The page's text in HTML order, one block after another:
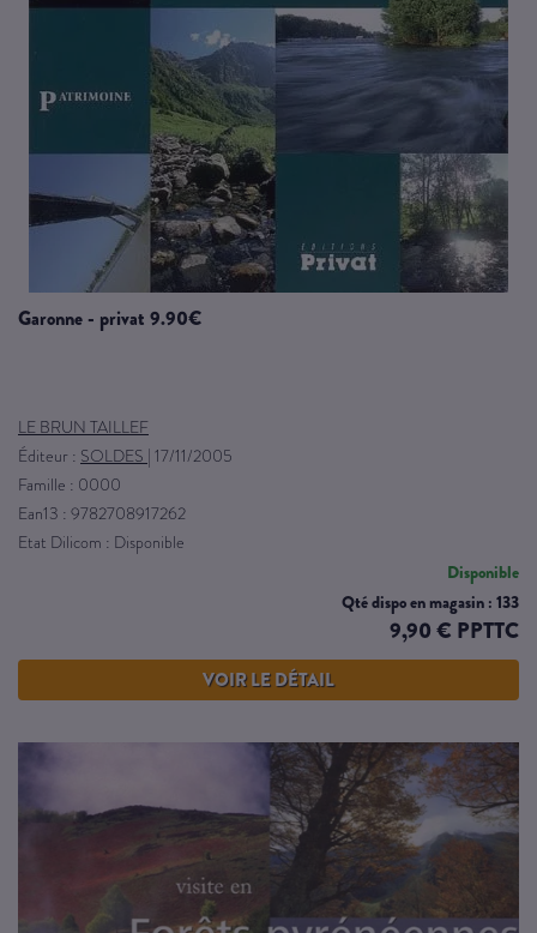
garonne - privat 9.90€
LE BRUN TAILLEF
Éditeur : SOLDES 17/11/2005
Famille : 0000
Ean13 : 9782708917262
Etat Dilicom : Disponible
Disponible
Qté dispo en magasin : 133
9,90 € PPTTC
VOIR LE DÉTAIL